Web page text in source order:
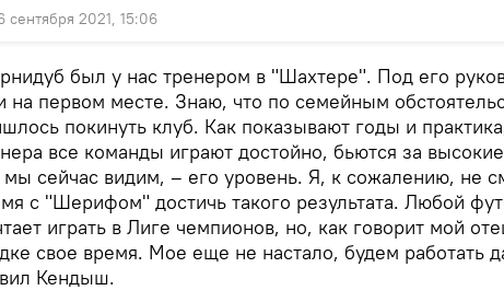
сентября 2021, 15:06
был у нас тренером в "Шахтере". Под его
на первом месте. Знаю, что по семейным
покинуть клуб. Как показывают годы и
все команды играют достойно, бьются за
мы сейчас видим, – его уровень. Я, к сожалению, не
с "Шерифом" достичь такого результата. Любой
играть в Лиге чемпионов, но, как говорит мой
свое время. Мое еще не настало, будем работать
Кендыш.